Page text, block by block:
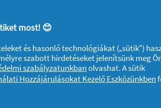
Könnyed: a világ első női epilátora
egyszerűbben végezhető
csipesztechnológia (40 csipesz)
simává varázsolja a bőrt.
markolatának köszönhetően
most! 😊
és hasonló technológiákat („sütik”)
szabott hirdetéseket jelenítsünk meg
szabályzatunkbanolvashat. A sütik
Hozzájárulásokat Kezelő Eszközünkben